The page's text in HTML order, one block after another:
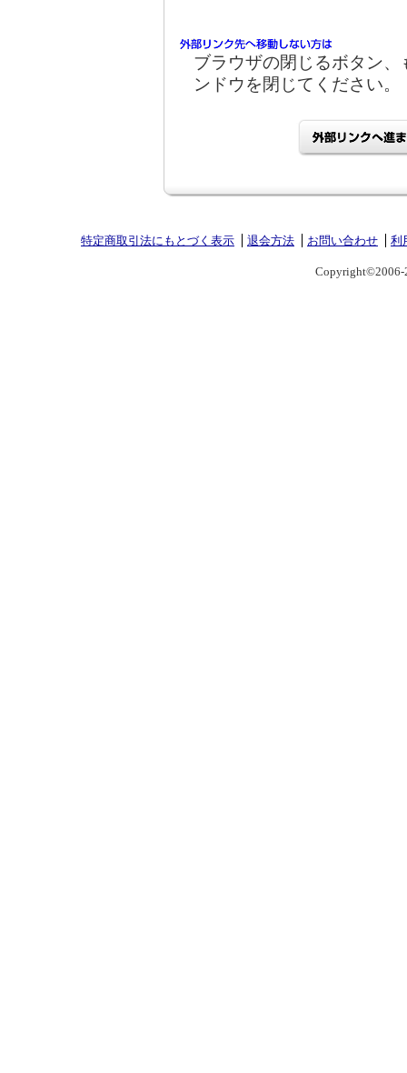
ブラウザの閉じるボタン
ンドウを閉じてください。
特定商取引法にもとづく表示 退会方法 お問い合わせ 利
Copyright©2006-